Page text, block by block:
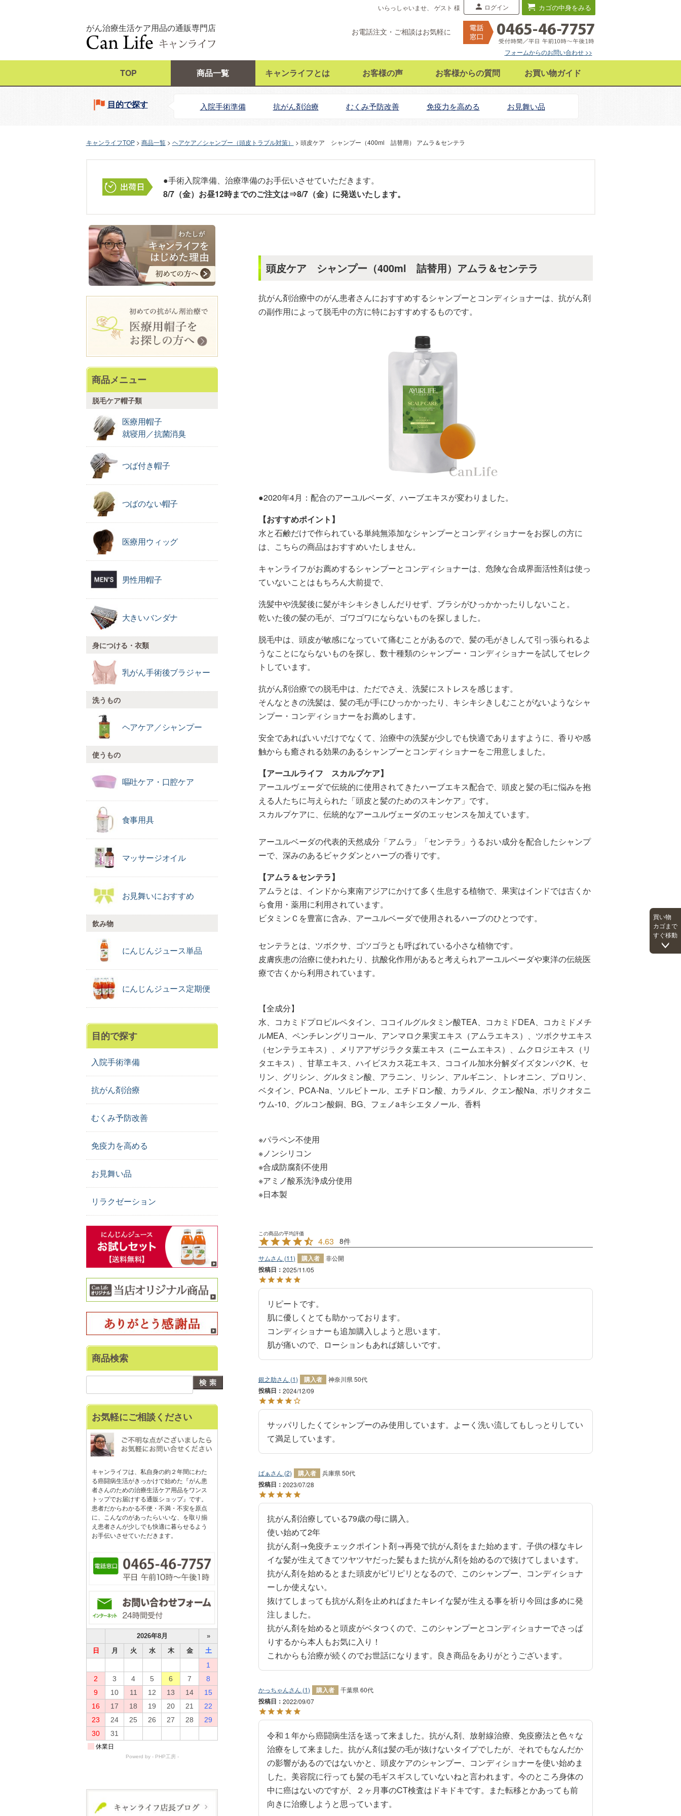
がん治療生活ケア用品の通販専門店
いらっしゃいませ、 ゲスト 様 ログイン カゴの中身をみる
お電話注文・ご相談はお気軽に
フォームからのお問い合わせ >>
TOP 商品一覧 キャンライフとは お客様の声 お客様からの質問 お買い物ガイド
目的で探す 入院手術準備 抗がん剤治療 むくみ予防改善 免疫力を高める お見舞い品
キャンライフTOP 商品一覧 ヘアケア／シャンプー（頭皮トラブル対策） 頭皮ケア シャンプー（400ml 詰替用） アムラ＆センテラ
●手術入院準備、治療準備のお手伝いさせていただきます。
8/7（金）お昼12時までのご注文は⇒8/7（金）に発送いたします。
商品メニュー
脱毛ケア帽子類
医療用帽子
就寝用／抗菌消臭
つば付き帽子
つばのない帽子
医療用ウィッグ
男性用帽子
大きいバンダナ
身につける・衣類
乳がん手術後ブラジャー
洗うもの
ヘアケア／シャンプー
使うもの
嘔吐ケア・口腔ケア
食事用具
マッサージオイル
お見舞いにおすすめ
飲み物
にんじんジュース単品
にんじんジュース定期便
目的で探す
入院手術準備
抗がん剤治療
むくみ予防改善
免疫力を高める
お見舞い品
リラクゼーション
商品検索
お気軽にご相談ください
キャンライフは、私自身の約２年間にわた
る癌闘病生活がきっかけで始めた『がん患
者さんのための治療生活ケア用品をワンス
トップでお届けする通販ショップ』です。
患者だからわかる不便・不満・不安を原点
に、こんなのがあったらいいな、を取り揃
え患者さんが少しでも快適に暮らせるよう
お手伝いさせていただきます。
頭皮ケア シャンプー（400ml 詰替用）アムラ＆センテラ
抗がん剤治療中のがん患者さんにおすすめするシャンプーとコンディショナーは、抗がん剤
の副作用によって脱毛中の方に特におすすめするものです。
●2020年4月：配合のアーユルベーダ、ハーブエキスが変わりました。
【おすすめポイント】
水と石鹸だけで作られている単純無添加なシャンプーとコンディショナーをお探しの方に
は、こちらの商品はおすすめいたしません。
キャンライフがお薦めするシャンプーとコンディショナーは、危険な合成界面活性剤は使っ
ていないことはもちろん大前提で、
洗髪中や洗髪後に髪がキシキシきしんだりせず、ブラシがひっかかったりしないこと。
乾いた後の髪の毛が、ゴワゴワにならないものを探しました。
脱毛中は、頭皮が敏感になっていて痛むことがあるので、髪の毛がきしんて引っ張られるよ
うなことにならないものを探し、数十種類のシャンプー・コンディショナーを試してセレク
トしています。
抗がん剤治療での脱毛中は、ただでさえ、洗髪にストレスを感じます。
そんなときの洗髪は、髪の毛が手にひっかかったり、キシキシきしむことがないようなシャ
ンプー・コンディショナーをお薦めします。
安全であればいいだけでなくて、治療中の洗髪が少しでも快適でありますように、香りや感
触からも癒される効果のあるシャンプーとコンディショナーをご用意しました。
【アーユルライフ スカルプケア】
アーユルヴェーダで伝統的に使用されてきたハーブエキス配合で、頭皮と髪の毛に悩みを抱
える人たちに与えられた「頭皮と髪のためのスキンケア」です。
スカルプケアに、伝統的なアーユルヴェーダのエッセンスを加えています。
アーユルベーダの代表的天然成分「アムラ」「センテラ」うるおい成分を配合したシャンプ
ーで、深みのあるビャクダンとハーブの香りです。
【アムラ＆センテラ】
アムラとは、インドから東南アジアにかけて多く生息する植物で、果実はインドでは古くか
ら食用・薬用に利用されています。
ビタミンＣを豊富に含み、アーユルベーダで使用されるハーブのひとつです。
センテラとは、ツボクサ、ゴツゴラとも呼ばれている小さな植物です。
皮膚疾患の治療に使われたり、抗酸化作用があると考えられアーユルベーダや東洋の伝統医
療で古くから利用されています。
【全成分】
水、コカミドプロピルペタイン、ココイルグルタミン酸TEA、コカミドDEA、コカミドメチ
ルMEA、ペンチレングリコール、アンマロク果実エキス（アムラエキス）、ツボクサエキス
（センテラエキス）、メリアアザジラクタ葉エキス（ニームエキス）、ムクロジエキス（リ
タエキス）、甘草エキス、ハイビスカス花エキス、ココイル加水分解ダイズタンパクK、セ
リン、グリシン、グルタミン酸、アラニン、リシン、アルギニン、トレオニン、プロリン、
ベタイン、PCA-Na、ソルビトール、エチドロン酸、カラメル、クエン酸Na、ポリクオタニ
ウム-10、グルコン酸銅、BG、フェノaキシエタノール、香料
※パラペン不使用
※ノンシリコン
※合成防腐剤不使用
※アミノ酸系洗浄成分使用
※日本製
4.63 8
サム 11 購入者 非公開
投稿日 2025/11/05
リピートです。
肌に優しくとても助かっております。
コンディショナーも追加購入しようと思います。
肌が痛いので、ローションもあれば嬉しいです。
銀之助 1 購入者 神奈川県 50代
投稿日 2024/12/09
サッパリしたくてシャンプーのみ使用しています。よーく洗い流してもしっとりしてい
ばぁ 2 購入者 兵庫県 50代
投稿日 2023/07/28
抗がん剤治療している79歳の母に購入。
使い始めて2年
抗がん剤→免疫チェックポイント剤→再発で抗がん剤をまた始めます。子供の様なキレ
イな髪が生えてきてツヤツヤだった髪もまた抗がん剤を始めるので抜けてしまいます。
抗がん剤を始めるとまた頭皮がピリピリとなるので、このシャンプー、コンディショナ
ーしか使えない。
抜けてしまっても抗がん剤を止めればまたキレイな髪が生える事を祈り今回は多めに発
注しました。
抗がん剤を始めると頭皮がベタつくので、このシャンプーとコンディショナーでさっぱ
りするから本人もお気に入り！
これからも治療が続くのでお世話になります。良き商品をありがとうございます。
かっちゃん 1 購入者 千葉県 60代
投稿日 2022/09/07
令和１年から癌闘病生活を送って来ました。抗がん剤、放射線治療、免疫療法と色々な
治療をして来ました。抗がん剤は髪の毛が抜けないタイプでしたが、それでもなんだか
の影響があるのではないかと、頭皮ケアのシャンプー、コンディショナーを使い始めま
した。美容院に行っても髪の毛ギスギスしていないねと言われます。今のところ身体の
中に癌はないのですが、２ヶ月事のCT検査はドキドキです。また転移とかあっても前
向きに治療しようと思っています。
買い物
カゴまで
すぐ移動